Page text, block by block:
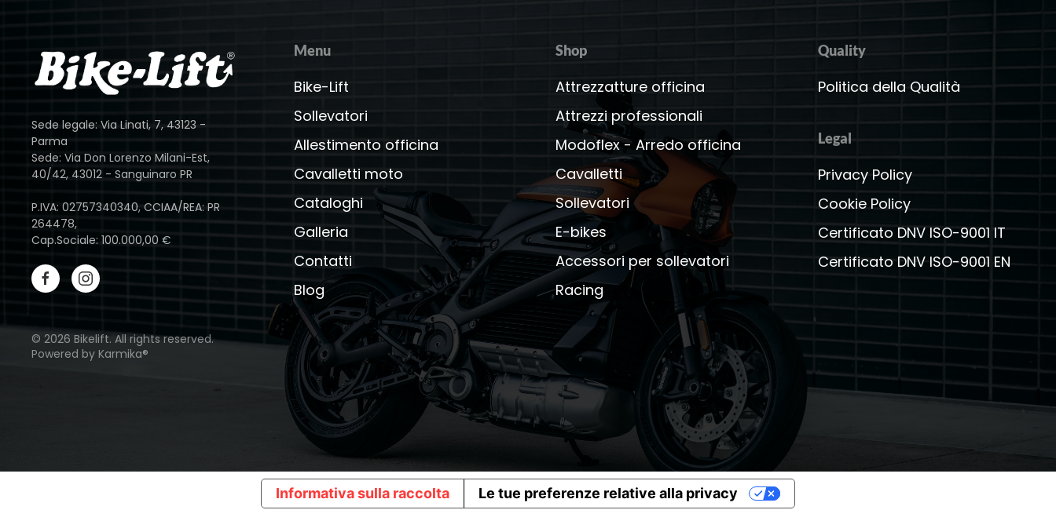
Sede legale: Via Linati, 7, 43123 -
Parma
Sede: Via Don Lorenzo Milani-Est,
40/42, 43012 - Sanguinaro PR
P.IVA: 02757340340, CCIAA/REA: PR
264478,
Cap.Sociale: 100.000,00 €
Menu
Bike-Lift
Sollevatori
Allestimento officina
Cavalletti moto
Cataloghi
Galleria
Contatti
Blog
Shop
Attrezzatture officina
Attrezzi professionali
Modoflex - Arredo officina
Cavalletti
Sollevatori
E-bikes
Accessori per sollevatori
Racing
Quality
Politica della Qualità
Legal
Privacy Policy
Cookie Policy
Certificato DNV ISO-9001 IT
Certificato DNV ISO-9001 EN
© 2026 Bikelift. All rights reserved.
Powered by Karmika®
Informativa sulla raccolta Le tue preferenze relative alla privacy